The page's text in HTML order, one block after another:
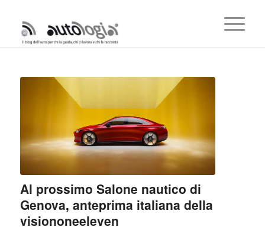
Al prossimo Salone nautico di
Genova, anteprima italiana della
visiononeeleven